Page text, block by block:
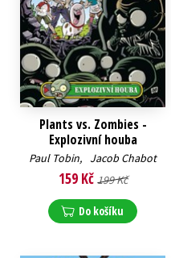
Plants vs. Zombies -
Explozivní houba
Paul Tobin, Jacob Chabot
159 Kč 199 Kč
Do košíku